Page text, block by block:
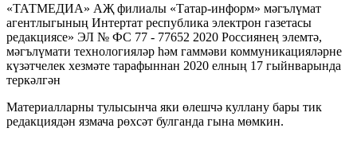
«ТАТМЕДИА» АҖ филиалы «Татар-информ» мәгълүмат
агентлыгының Интертат республика электрон газетасы
редакциясе» ЭЛ № ФС 77 - 77652 2020 Россиянең элемтә,
мәгълүмати технологияләр һәм гаммәви коммуникацияләрне
күзәтчелек хезмәте тарафыннан 2020 елның 17 гыйнварында
теркәлгән
Материалларны тулысынча яки өлешчә куллану бары тик
редакциядән язмача рөхсәт булганда гына мөмкин.